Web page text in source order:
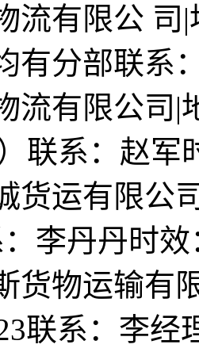
流有限公 司 |
有分部联系
流有限公司 |
联系：赵军
货运有限公
李丹丹时
货物运输有
联系：李经